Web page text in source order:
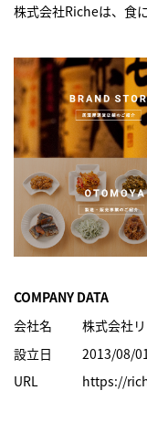
株式会社Richeは、食
COMPANY DATA
会社名
株式会社
設立日
2013/08/01
URL
https://